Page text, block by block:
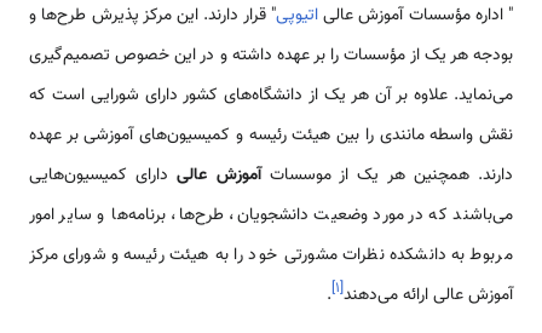
" اداره مؤسسات آموزش عالیاتیوپی" قرار دارند. این مرکز پذیرش طرح‌‌ها و
بودجه هر یک از مؤسسات را بر عهده داشته و در این خصوص تصمیم‌گیری
می‌نماید. علاوه بر آن هر یک از دانشگاه‌‌های کشور دارای شورایی است که
نقش واسطه مانندی را بین هیئت رئیسه و کمیسیون‌های آموزشی بر عهده
دارند. همچنین هر یک از موسساتآموزش عالیدارای کمیسیون‌‌هایی
‌می‌باشند که در مورد وضعیت دانشجویان، طرح‌ها، برنامه‌ها و سایر امور
مربوط به دانشکده نظرات مشورتی خود را به هیئت رئیسه و شورای مرکز
آموزش عالی ارائه ‌می‌دهند[۱]
.